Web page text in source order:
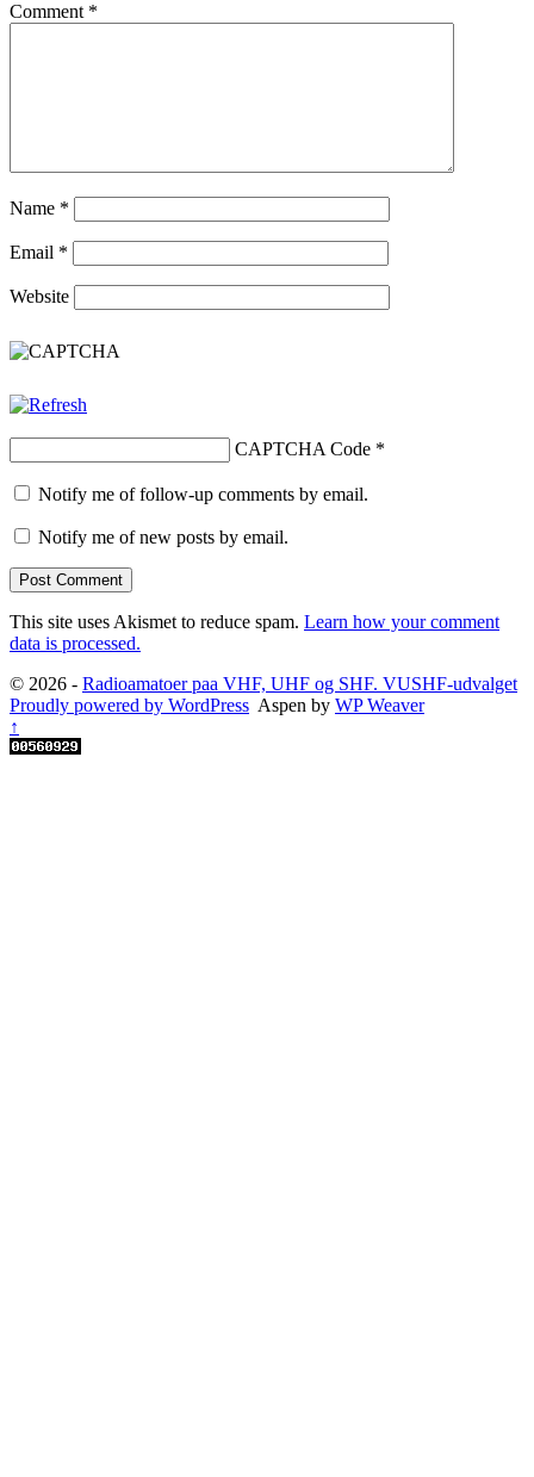
Comment *
Name *
Email *
Website
CAPTCHA Code *
Notify me of follow-up comments by email.
Notify me of new posts by email.
This site uses Akismet to reduce spam. Learn how your comment
data is processed.
© 2026 - Radioamatoer paa VHF, UHF og SHF. VUSHF-udvalget
Proudly powered by WordPress Aspen by WP Weaver
↑